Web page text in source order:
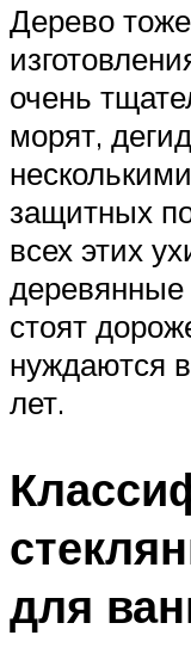
Дерево
очень
морят,
защитных
всех этих
стоят
нуждаются
лет.
для